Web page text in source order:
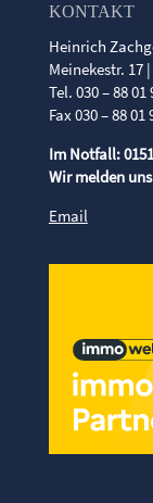
KONTAKT
Heinrich
Meinekestr. 17
Tel. 030 – 88 01
Fax 030 – 88 01
Im Notfall:
Wir melden
Email